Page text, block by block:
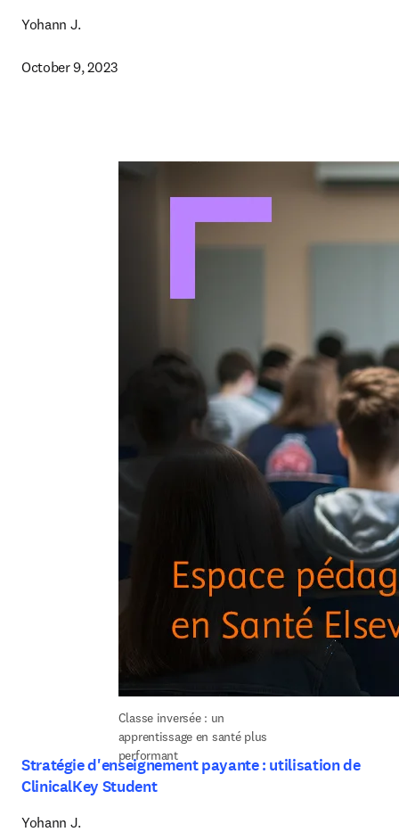
Yohann J.
October 9, 2023
Classe inversée : un
apprentissage en santé plus
performant
Stratégie d'enseignement payante : utilisation de
ClinicalKey Student
Yohann J.